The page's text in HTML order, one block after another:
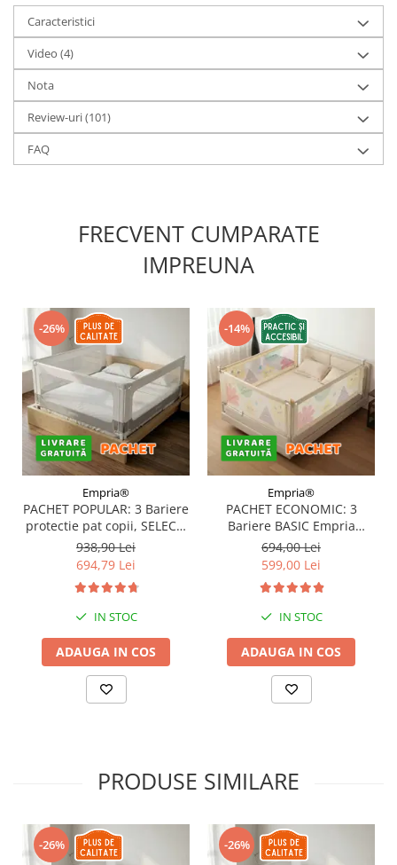
Caracteristici
Video (4)
Nota
Review-uri(101)
FAQ
FRECVENT CUMPARATE
IMPREUNA
-26%
Empria®
PACHET POPULAR: 3 Bariere
protectie pat copii, SELECT,
160x200 cm
938,90 Lei
694,79 Lei
IN STOC
ADAUGA IN COS
-14%
Empria®
PACHET ECONOMIC: 3
Bariere BASIC Empria
protectie pat 160X200 cm +
bara stabilizatoare
694,00 Lei
599,00 Lei
IN STOC
ADAUGA IN COS
PRODUSE SIMILARE
-26% -26%